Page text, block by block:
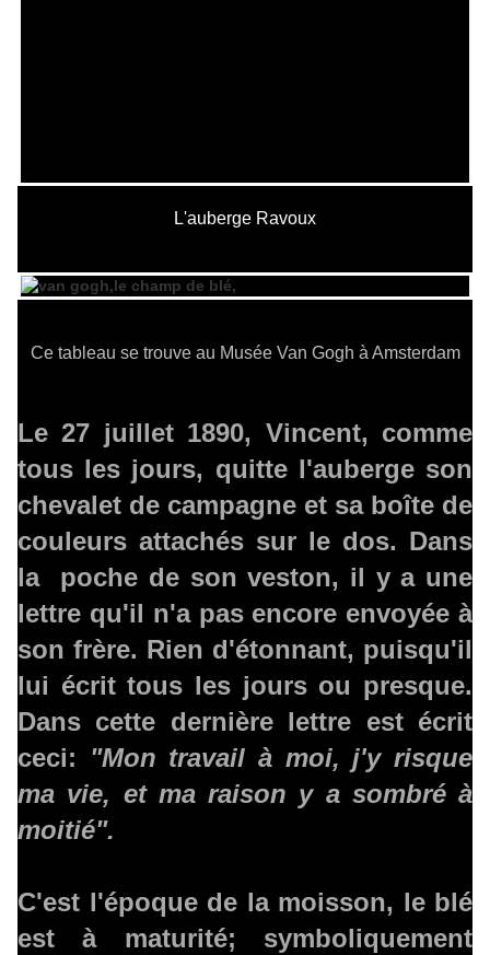
L'auberge Ravoux
Ce tableau se trouve au Musée Van Gogh à Amsterdam
Le 27 juillet 1890, Vincent, comme
tous les jours, quitte l'auberge son
chevalet de campagne et sa boîte de
couleurs attachés sur le dos. Dans
la poche de son veston, il y a une
lettre qu'il n'a pas encore envoyée à
son frère. Rien d'étonnant, puisqu'il
lui écrit tous les jours ou presque.
Dans cette dernière lettre est écrit
ceci: "Mon travail à moi, j'y risque
ma vie, et ma raison y a sombré à
moitié".
C'est l'époque de la moisson, le blé
est à maturité; symboliquement